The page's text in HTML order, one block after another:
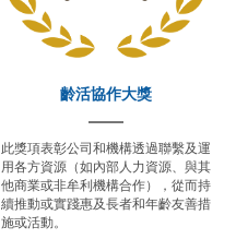
齡活協作大獎
此獎項表彰公司和機構透過聯繫及運
用各方資源（如內部人力資源、與其
他商業或非牟利機構合作），從而持
續推動或實踐惠及長者和年齡友善措
施或活動。